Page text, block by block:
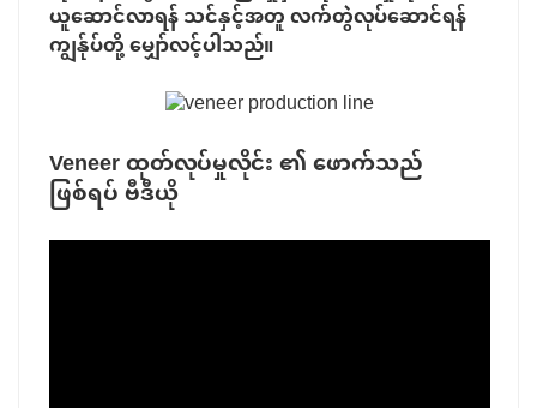
ယူဆောင်လာရန် သင်နှင့်အတူ လက်တွဲလုပ်ဆောင်ရန်
ကျွန်ုပ်တို့ မျှော်လင့်ပါသည်။
Veneer ထုတ်လုပ်မှုလိုင်း၏ ဖောက်သည်
ဖြစ်ရပ် ဗီဒီယို